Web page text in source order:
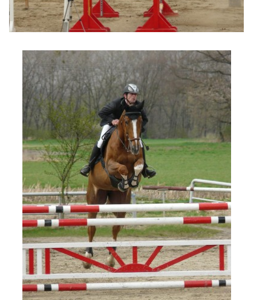
VIDEA
ODKAZY
NOVÝ PŘEKÁŽKOVÝ MATERIÁL
CENÍK SLUŽEB
PŘISPĚVEK ČUS KARVINA -PODPORA SPORTU V
MORAVSKOSLEZSKÉM KRAJI
NÁHRADNÍ TERMÍN BRIGÁDY PRO TY KTEŘÍ SE
NEDOSTAVILI NA PODZIMNÍ BRIGÁDU
ČLENOVÉ RYCHVALDU 2023